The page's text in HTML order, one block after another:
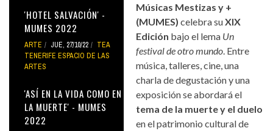
'HOTEL SALVACIÓN' -
MUMES 2022
ARTE JUE, 27/10/22
TEA
TENERIFE ESPACIO DE LAS
ARTES
'ASÍ EN LA VIDA COMO EN
LA MUERTE' - MUMES
2022
Músicas Mestizas y +
(MUMES) celebra suXIX
Edición bajo el lema Un
festival de otro mundo. Entre
música, talleres, cine, una
charla de degustación y una
exposición se abordará el
tema de la muerte y el duelo
en el patrimonio cultural de